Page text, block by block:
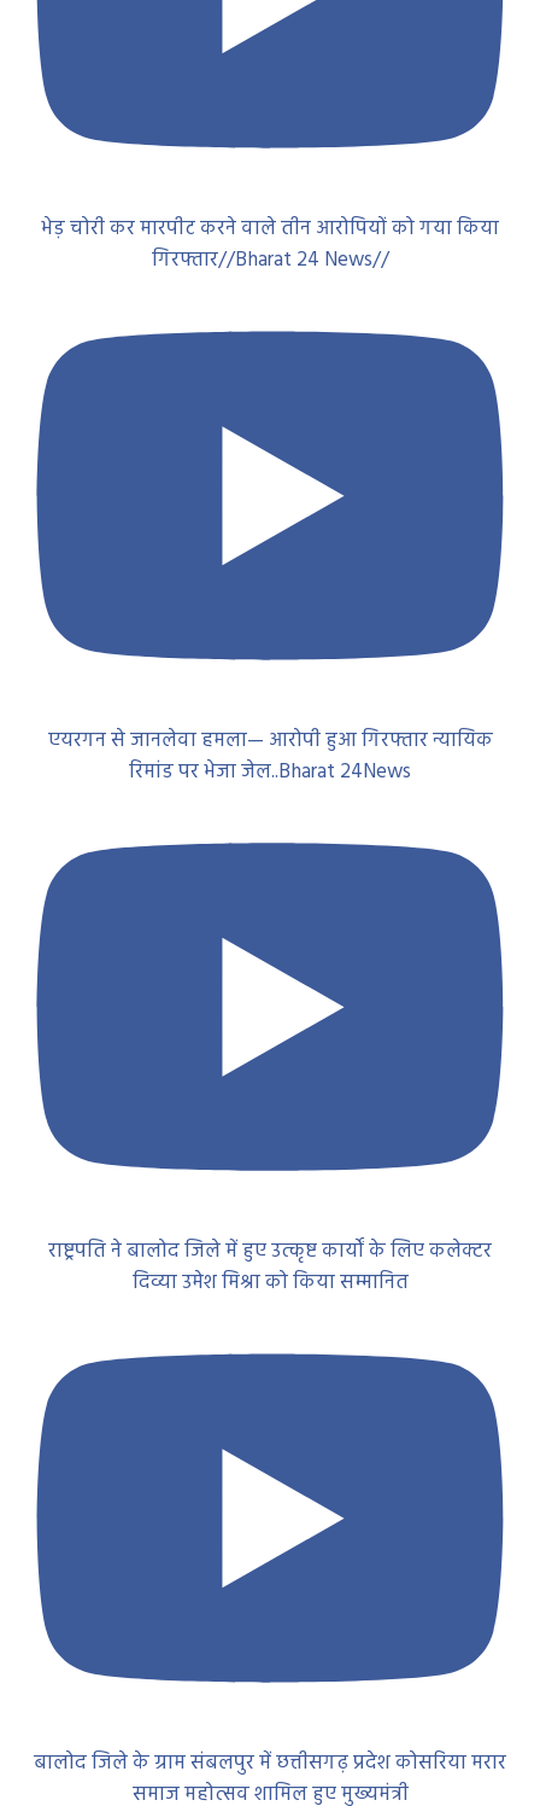
भेड़ चोरी कर मारपीट करने वाले तीन आरोपियों को गया किया
गिरफ्तार//Bharat 24 News//
एयरगन से जानलेवा हमला— आरोपी हुआ गिरफ्तार न्यायिक
रिमांड पर भेजा जेल..Bharat 24News
राष्ट्रपति ने बालोद जिले में हुए उत्कृष्ट कार्यों के लिए कलेक्टर
दिव्या उमेश मिश्रा को किया सम्मानित
बालोद जिले के ग्राम संबलपुर में छत्तीसगढ़ प्रदेश कोसरिया मरार
समाज महोत्सव शामिल हुए मुख्यमंत्री